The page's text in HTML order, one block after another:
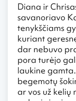
Diana ir
savanoriavo
tenykščiams
kuriant
dar nebuvo
pora turėjo
laukine
begemotų
ar vos už kelių